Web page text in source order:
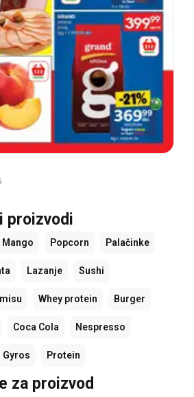
proizvodi
Mango Popcorn Palačinke
Lazanje Sushi
Whey protein Burger
Coca Cola Nespresso
Gyros Protein
za proizvod